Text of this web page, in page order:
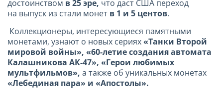
достоинством в 25 эре, что даст США переход
на выпуск из стали монет в 1 и 5 центов.
Коллекционеры, интересующиеся памятными
монетами, узнают о новых сериях«Танки Второй
мировой войны», «60-летие создания автомата
Калашникова АК-47», «Герои любимых
мультфильмов», а также об уникальных монетах
«Лебединая пара» и «Апостолы».